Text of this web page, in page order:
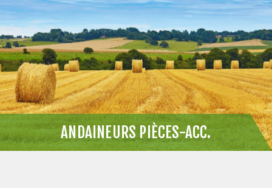
ANDAINEURS PIÈCES-ACC.